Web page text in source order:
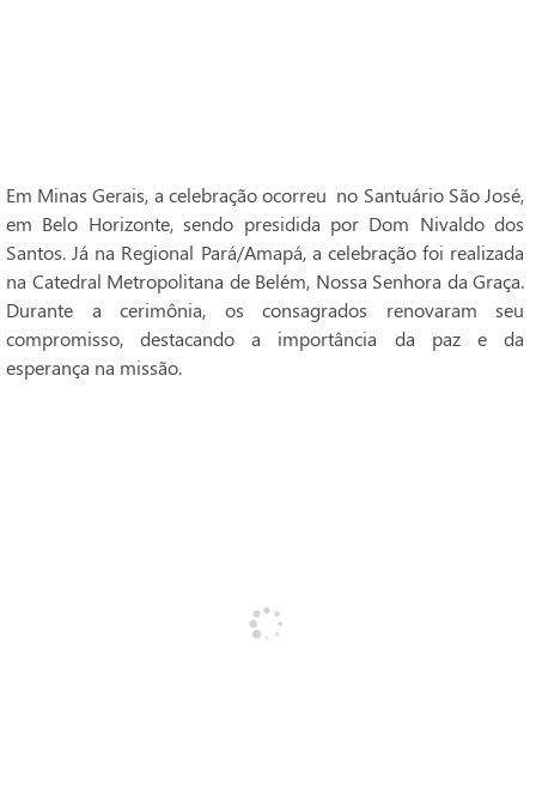
Em Minas Gerais, a celebração ocorreu no Santuário São José,
em Belo Horizonte, sendo presidida por Dom Nivaldo dos
Santos. Já na Regional Pará/Amapá, a celebração foi realizada
na Catedral Metropolitana de Belém, Nossa Senhora da Graça.
Durante a cerimônia, os consagrados renovaram seu
compromisso, destacando a importância da paz e da
esperança na missão.